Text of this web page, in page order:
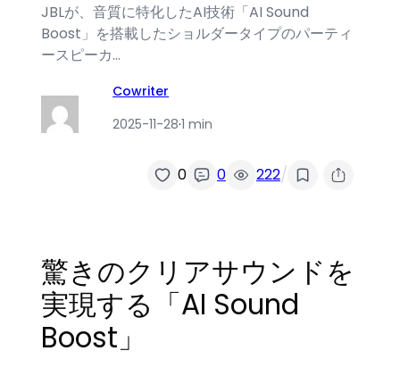
JBLが、音質に特化したAI技術「AI Sound
Boost」を搭載したショルダータイプのパーティ
ースピーカ…
Cowriter
2025-11-28·1 min
0 0 222/
驚きのクリアサウンドを
実現する「AI Sound
Boost」